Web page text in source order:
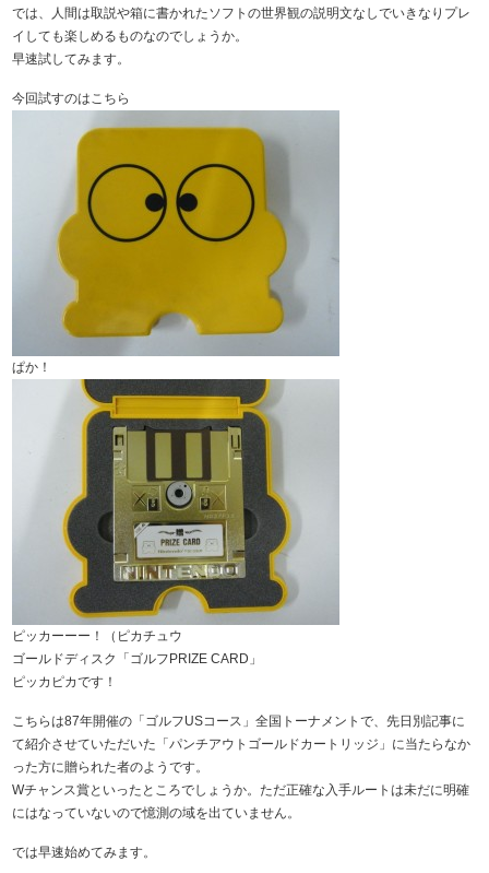
では、人間は取説や箱に書かれたソフトの世界観の説明文なしでいきなりプレ
イしても楽しめるものなのでしょうか。
早速試してみます。
今回試すのはこちら
ぱか！
ピッカーーー！（ピカチュウ
ゴールドディスク「ゴルフPRIZE CARD」
ピッカピカです！
こちらは87年開催の「ゴルフUSコース」全国トーナメントで、先日別記事に
て紹介させていただいた「パンチアウトゴールドカートリッジ」に当たらなか
った方に贈られた者のようです。
Wチャンス賞といったところでしょうか。ただ正確な入手ルートは未だに明確
にはなっていないので憶測の域を出ていません。
では早速始めてみます。